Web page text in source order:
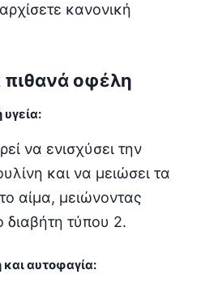
κανονική
πιθανά οφέλη
να ενισχύσει την
και να μειώσει τα
αίμα, μειώνοντας
διαβήτη τύπου 2.
αυτοφαγία: